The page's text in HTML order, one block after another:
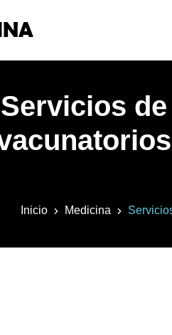
Servicios
Inicio Medicina